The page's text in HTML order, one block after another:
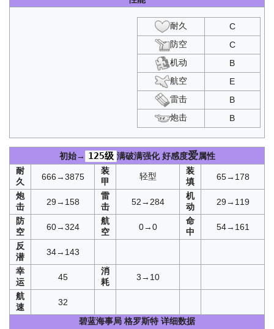
耐久
C
防空
C
机动
B
航空
E
雷击
B
炮击
B
初始→ 125级 满破满强化好感度爱属性
耐
久
666→3875
装
甲
轻型
装
填
65→178
炮
击
29→158
雷
击
52→284
机
动
29→119
防
空
60→324
航
空
0→0
命
中
54→161
反
潜
34→143
幸
运
45
消
耗
3→10
航
速
32
碧蓝海事局 格罗斯特 详细数据